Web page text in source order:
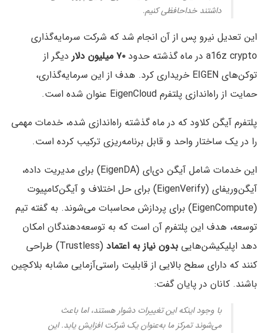
داشتند خداحافظی کنیم.
این تعدیل نیرو پس از آن انجام شد که شرکت سرمایه‌گذاری
a16z crypto در ماه گذشته حدود
دیگر از
توکن‌های EIGEN خریداری کرد. هدف از این سرمایه‌گذاری،
حمایت از راه‌اندازی پلتفرم EigenCloud عنوان شده است.
پلتفرم آیگن کلاود که در ماه گذشته راه‌اندازی شده، خدمات مهمی
را در یک ساختار واحد و قابل برنامه‌ریزی ترکیب کرده است.
این خدمات شامل آیگن دی‌ای (EigenDA) برای مدیریت داده،
آیگن‌وریفای (EigenVerify) برای حل اختلاف و آیگن‌کامپیوت
(EigenCompute) برای پردازش محاسبات می‌شوند. به گفته تیم
توسعه، هدف این پلتفرم آن است که به توسعه‌دهندگان امکان
دهد اپلیکیشن‌هایی بدون نیاز به اعتماد
(Trustless) طراحی
کنند که دارای سطح بالایی از قابلیت راستی‌آزمایی مشابه بلاکچین
باشند. کانان در پایان گفت:
با وجود اینکه این تغییرات دشوار هستند، اما باعث
می‌شوند تمرکز ما به‌عنوان یک شرکت افزایش یابد. این